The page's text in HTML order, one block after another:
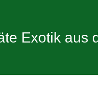
Exotik aus